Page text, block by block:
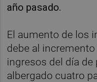
año pasado.
El aumento de los
debe al
ingresos del día
albergado cuatro